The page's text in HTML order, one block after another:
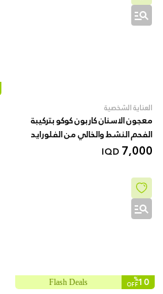
العناية الشخصية
معجون الاسنان كاربون كوكو بتركيبة
الفحم النشط والخالي من الفلورايد
7,000
IQD
10
%
OFF
Flash Deals